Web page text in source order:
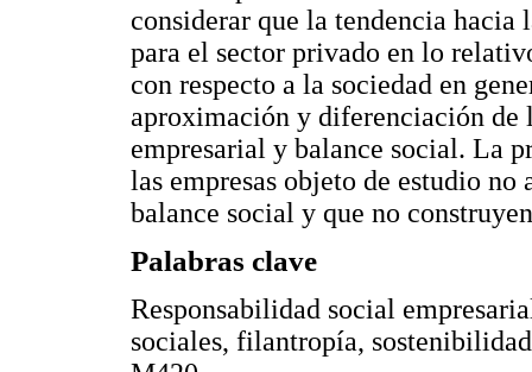
considerar que la tendencia hacia
para el sector privado en lo
con respecto a la sociedad en
aproximación y diferenciación de
empresarial y balance social. La
las empresas objeto de estudio
balance social y que no
Palabras clave
Responsabilidad social
sociales, filantropía,